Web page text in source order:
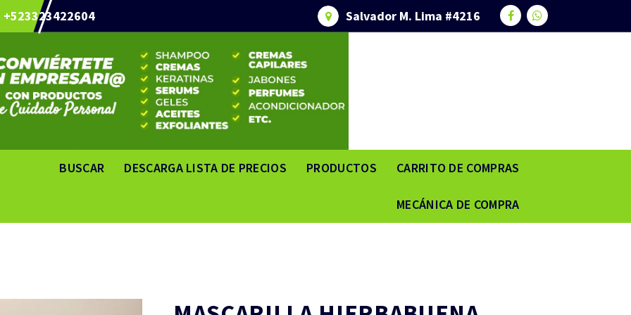
+523323422604 Salvador M. Lima #4216
BUSCAR DESCARGA LISTA DE PRECIOS PRODUCTOS CARRITO DE COMPRAS
MECÁNICA DE COMPRA